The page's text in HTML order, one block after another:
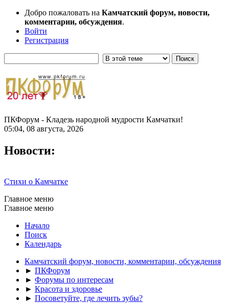
Добро пожаловать на Камчатский форум, новости,
комментарии, обсуждения.
Войти
Регистрация
ПКФорум - Кладезь народной мудрости Камчатки!
05:04, 08 августа, 2026
Новости:
Стихи о Камчатке
Главное меню
Главное меню
Начало
Поиск
Календарь
Камчатский форум, новости, комментарии, обсуждения
► ПКФорум
► Форумы по интересам
► Красота и здоровье
► Посоветуйте, где лечить зубы?